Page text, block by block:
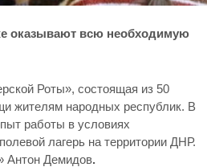
оказывают всю необходимую
Роты», состоящая из 50
жителям народных республик. В
работы в условиях
лагерь на территории ДНР.
Антон Демидов.